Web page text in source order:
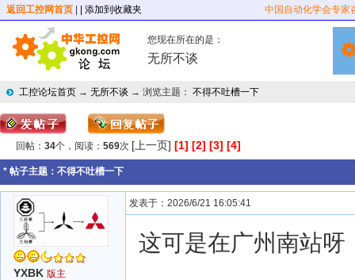
返回工控网首页 | 添加到收藏夹 中国自动化学会专家
您现在所在的是：
无所不谈
工控论坛首页 → 无所不谈 → 浏览主题： 不得不吐槽一下
回帖： 34个，阅读： 569次 [上一页] [1] [2] [3] [4]
* 帖子主题： 不得不吐槽一下
YXBK 版主
发表于：2026/6/21 16:05:41
这可是在广州南站呀